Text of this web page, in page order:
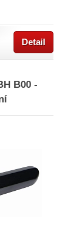
Detail
B00 -